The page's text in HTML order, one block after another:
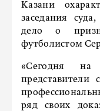
Казани
заседания
дело о
футболистом
«Сегодня на
представители
ряд своих